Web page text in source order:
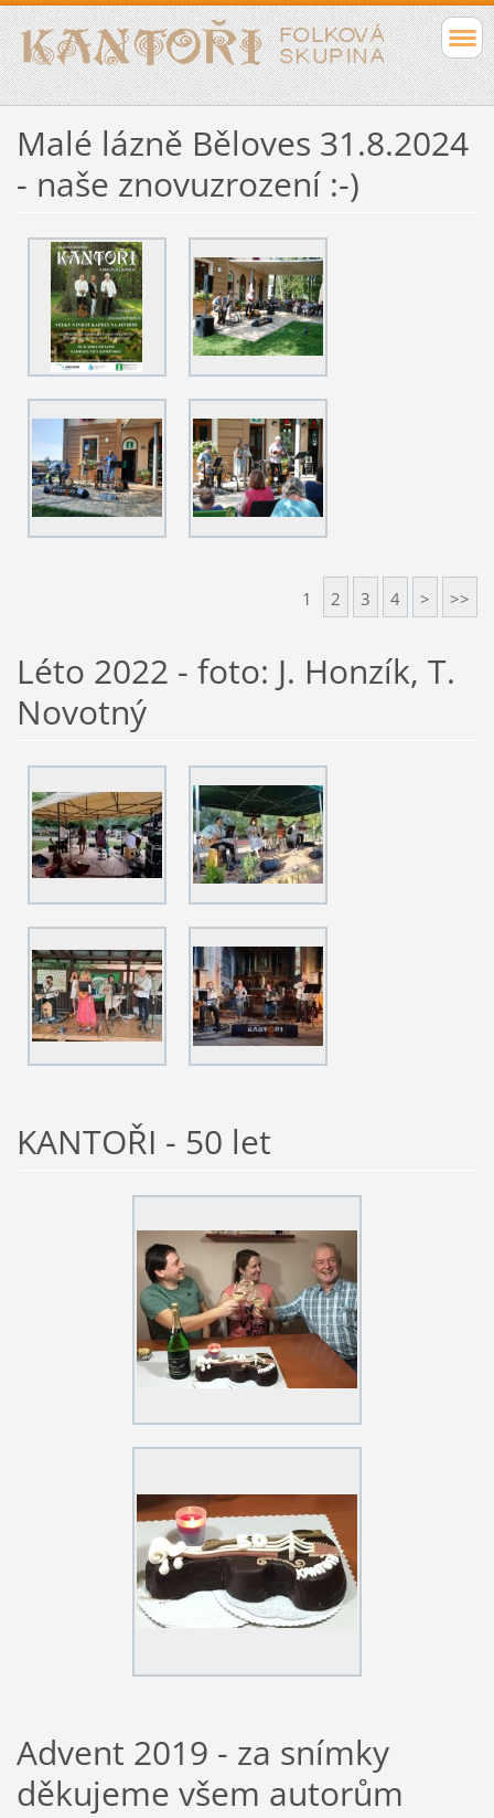
Malé lázně Běloves 31.8.2024
- naše znovuzrození :-)
1 2 3 4 > >>
Léto 2022 - foto: J. Honzík, T.
Novotný
KANTOŘI - 50 let
Advent 2019 - za snímky
děkujeme všem autorům